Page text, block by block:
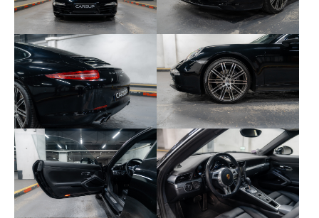
• 635 – Rétroviseurs extérieurs rabattables
électriquement
• 639 – Pack Sport Chrono Plus
• 651 – Toit coulissant/relevable électrique
• 658 – Servotronic Plus
• XLF – Sorties d’échappement sport
• QJ4 – Entourage de vitres finition aluminium
brillante
Avec son entretien irréprochable, sa faible
utilisation et sa configuration sobre et exclusive,